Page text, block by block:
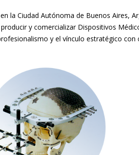
la Ciudad Autónoma de Buenos Aires,
y comercializar Dispositivos
y el vínculo estratégico con